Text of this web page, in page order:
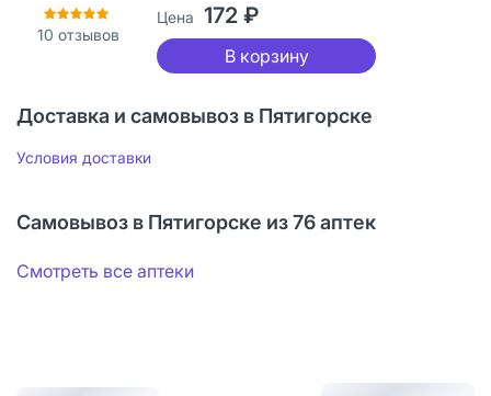
10 отзывов
Цена 172 ₽
В корзину
Доставка и самовывоз в Пятигорске
Условия доставки
Самовывоз в Пятигорске из 76 аптек
Смотреть все аптеки